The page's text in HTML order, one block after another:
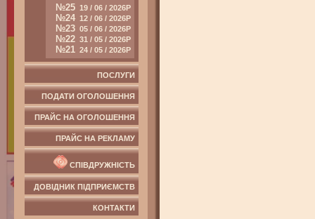
№25 19 / 06 / 2026Р
№24 12 / 06 / 2026Р
№23 05 / 06 / 2026Р
№22 31 / 05 / 2026Р
№21 24 / 05 / 2026Р
ПОСЛУГИ
ПОДАТИ ОГОЛОШЕННЯ
ПРАЙС НА ОГОЛОШЕННЯ
ПРАЙС НА РЕКЛАМУ
СПІВДРУЖНІСТЬ
ДОВІДНИК ПІДПРИЄМСТВ
КОНТАКТИ